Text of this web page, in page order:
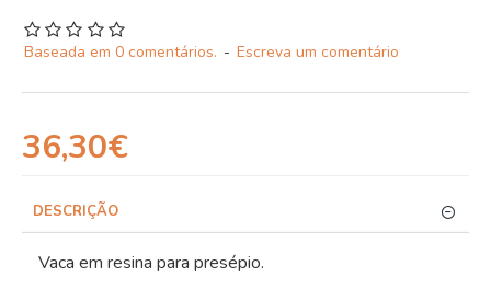
Baseada em 0 comentários. - Escreva um comentário
36,30€
DESCRIÇÃO
Vaca em resina para presépio.